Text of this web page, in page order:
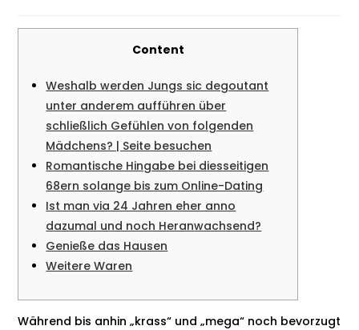
Content
Weshalb werden Jungs sic degoutant
unter anderem aufführen über
schließlich Gefühlen von folgenden
Mädchens? | Seite besuchen
Romantische Hingabe bei diesseitigen
68ern solange bis zum Online-Dating
Ist man via 24 Jahren eher anno
dazumal und noch Heranwachsend?
Genieße das Hausen
Weitere Waren
Während bis anhin „krass“ und „mega“ noch bevorzugt